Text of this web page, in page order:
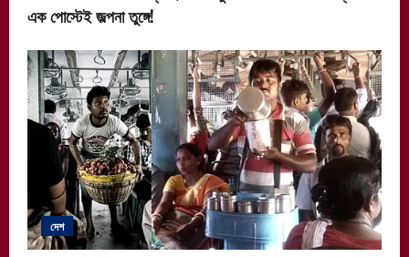
এক পোস্টেই জল্পনা তুঙ্গে!
দেশ